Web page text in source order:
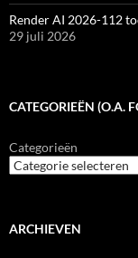
Render AI 2026-112
29 juli 2026
CATEGORIEËN (O.A.
Categorieën
ARCHIEVEN